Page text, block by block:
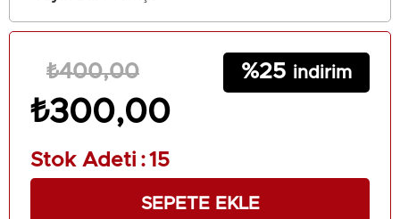
₺400,00
₺300,00
25
Stok Adeti :15